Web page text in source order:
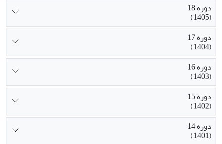
دوره 18
(1405)
دوره 17
(1404)
دوره 16
(1403)
دوره 15
(1402)
دوره 14
(1401)